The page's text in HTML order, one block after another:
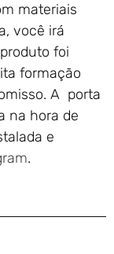
materiais
você irá
foi
formação
A porta
na hora de
e
.